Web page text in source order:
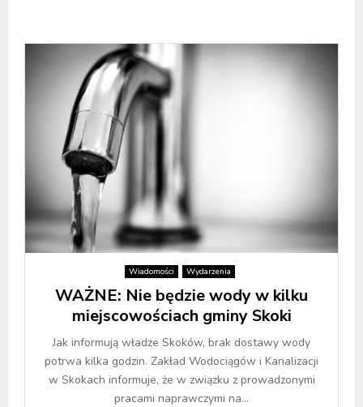
Wiadomości Wydarzenia
WAŻNE: Nie będzie wody w kilku
miejscowościach gminy Skoki
Jak informują władze Skoków, brak dostawy wody
potrwa kilka godzin. Zakład Wodociągów i Kanalizacji
w Skokach informuje, że w związku z prowadzonymi
pracami naprawczymi na...